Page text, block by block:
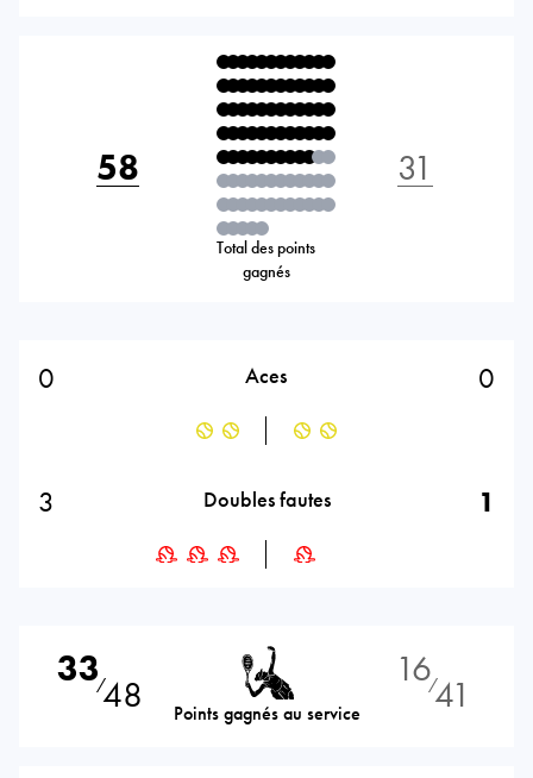
58
Total des points
gagnés
31
0 Aces 0
3 Doubles fautes 1
33⁄48 Points gagnés au service
16⁄41